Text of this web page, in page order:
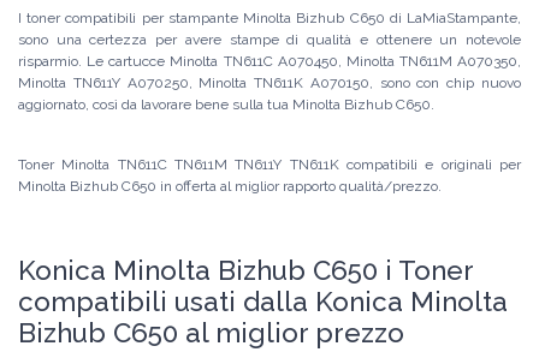
I toner compatibili per stampante Minolta Bizhub C650 di LaMiaStampante,
sono una certezza per avere stampe di qualità e ottenere un notevole
risparmio. Le cartucce Minolta TN611C A070450, Minolta TN611M A070350,
Minolta TN611Y A070250, Minolta TN611K A070150, sono con chip nuovo
aggiornato, così da lavorare bene sulla tua Minolta Bizhub C650.
Toner Minolta TN611C TN611M TN611Y TN611K compatibili e originali per
Minolta Bizhub C650 in offerta al miglior rapporto qualità/prezzo.
Konica Minolta Bizhub C650 i Toner
compatibili usati dalla Konica Minolta
Bizhub C650 al miglior prezzo